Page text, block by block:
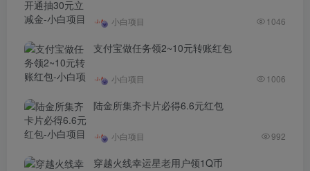
小白项目 1046
支付宝做任务领2~10元转账红包
小白项目 1006
陆金所集齐卡片必得6.6元红包
小白项目 992
穿越火线幸运星老用户领1Q币